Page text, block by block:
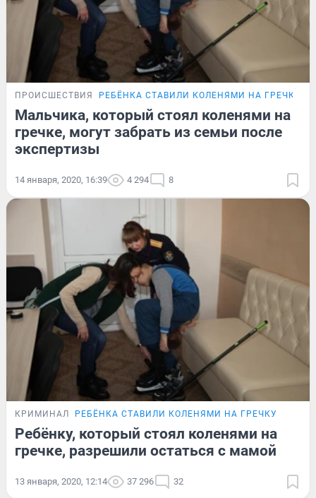
ПРОИСШЕСТВИЯ РЕБЁНКА СТАВИЛИ КОЛЕНЯМИ НА ГРЕЧКУ
Мальчика, который стоял коленями на
гречке, могут забрать из семьи после
экспертизы
14 января, 2020, 16:39 4 294 8
КРИМИНАЛ РЕБЁНКА СТАВИЛИ КОЛЕНЯМИ НА ГРЕЧКУ
Ребёнку, который стоял коленями на
гречке, разрешили остаться с мамой
13 января, 2020, 12:14 37 296 32